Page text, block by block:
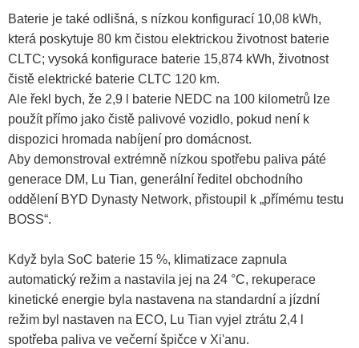
Baterie je také odlišná, s nízkou konfigurací 10,08 kWh,
která poskytuje 80 km čistou elektrickou životnost baterie
CLTC; vysoká konfigurace baterie 15,874 kWh, životnost
čistě elektrické baterie CLTC 120 km.
Ale řekl bych, že 2,9 l baterie NEDC na 100 kilometrů lze
použít přímo jako čistě palivové vozidlo, pokud není k
dispozici hromada nabíjení pro domácnost.
Aby demonstroval extrémně nízkou spotřebu paliva páté
generace DM, Lu Tian, ​​generální ředitel obchodního
oddělení BYD Dynasty Network, přistoupil k „přímému testu
BOSS“.
Když byla SoC baterie 15 %, klimatizace zapnula
automatický režim a nastavila jej na 24 °C, rekuperace
kinetické energie byla nastavena na standardní a jízdní
režim byl nastaven na ECO, Lu Tian vyjel ztrátu 2,4 l
spotřeba paliva ve večerní špičce v Xi'anu.